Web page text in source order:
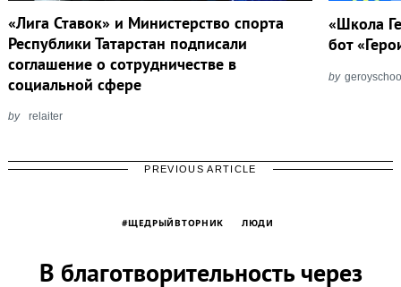
«Лига Ставок» и Министерство спорта
Республики Татарстан подписали
соглашение о сотрудничестве в
социальной сфере
by relaiter
«Школа
бот
by
PREVIOUS ARTICLE
#ЩЕДРЫЙВТОРНИК ЛЮДИ
В благотворительность через